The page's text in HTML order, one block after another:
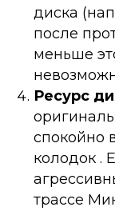
диска
после
меньше
Ресурс
спокойно
колодок .
трассе